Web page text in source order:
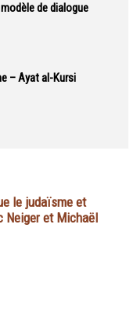
de dialogue
– Ayat al-Kursi
le judaïsme et
Neiger et Michaël